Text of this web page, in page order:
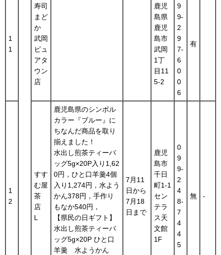
1
1
寿司
まど
か
武岡
ピュ
アタ
ウン
店
鹿児
島県
鹿児
島市
武岡
1丁
目11
5-2
9
9-
2
9
7-
6
0
0
6
有
1
2
すす
む屋
茶
店
L
鹿児島県のシンボル
カラー『ブルー』に
ちなんだ商品を取り
揃えました！
水出し煎茶ティーバ
ッグ5g×20P入り1,62
0円，ひと口羊羹4個
入り1,274円，水よう
かん378円，手作り
もなか540円，
【県民の日ギフト】
水出し煎茶ティーバ
ッグ5g×20P ひと口
羊羹 水ようかん
7月11
日から
7月18
日まで
鹿児
島市
千日
町1-1
セン
テラ
ス天
文館
1F
0
9
9-
2
4
8-
7
4
4
5
無 -